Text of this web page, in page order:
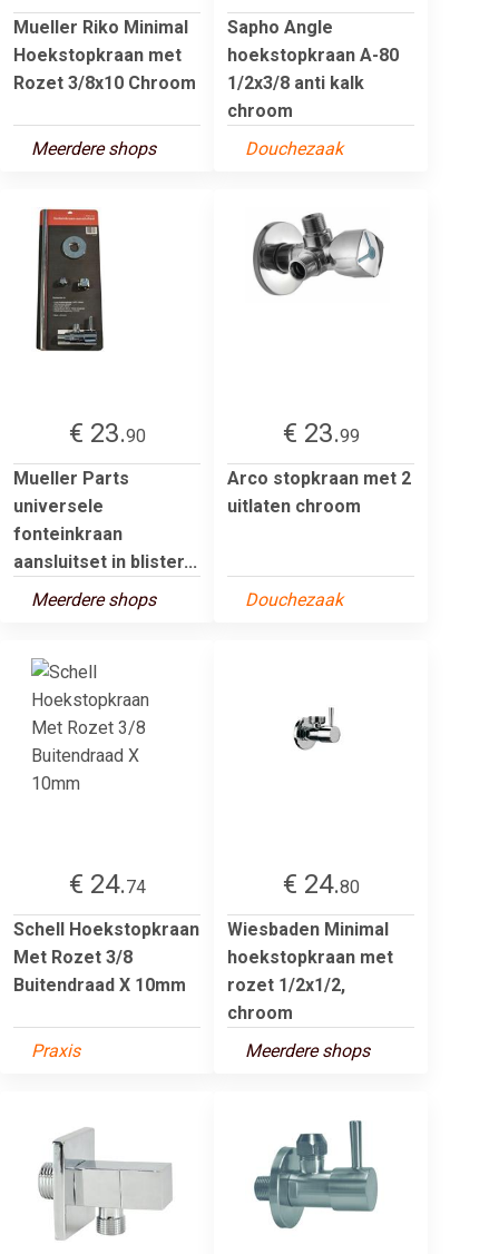
Mueller Riko Minimal
Hoekstopkraan met
Rozet 3/8x10 Chroom
Meerdere shops
Sapho Angle
hoekstopkraan A-80
1/2x3/8 anti kalk
chroom
Douchezaak
€ 23.90
Mueller Parts
universele
fonteinkraan
aansluitset in blister...
Meerdere shops
€ 23.99
Arco stopkraan met 2
uitlaten chroom
Douchezaak
€ 24.74
Schell Hoekstopkraan
Met Rozet 3/8
Buitendraad X 10mm
Praxis
€ 24.80
Wiesbaden Minimal
hoekstopkraan met
rozet 1/2x1/2,
chroom
Meerdere shops